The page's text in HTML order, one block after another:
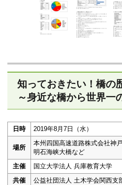
知っておきたい！橋の
～身近な橋から世界一
日時 2019年8月7日（水）
場所
本州四国高速道路株式会社神
明石海峡大橋など
主催
国立大学法人 兵庫教育大学
共催
公益社団法人 土木学会関西支